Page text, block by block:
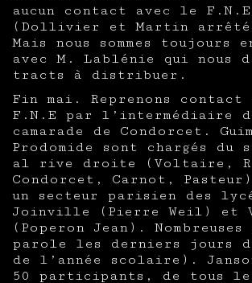
aucun contact avec le
(Dollivier et Martin
Mais nous sommes toujours
avec M. Lablénie qui nous
tracts à distribuer.
Fin mai. Reprenons contact
F.N.E par l’intermédiaire
camarade de Condorcet.
Prodomide sont chargés du
al rive droite (Voltaire,
Condorcet, Carnot,
un secteur parisien des
Joinville (Pierre Weil) et
(Poperon Jean).
parole les derniers jours
de l’année scolaire).
50 participants, de tous